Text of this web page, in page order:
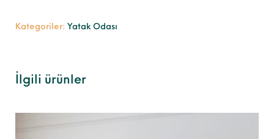
Kategoriler: Yatak Odası
İlgili ürünler